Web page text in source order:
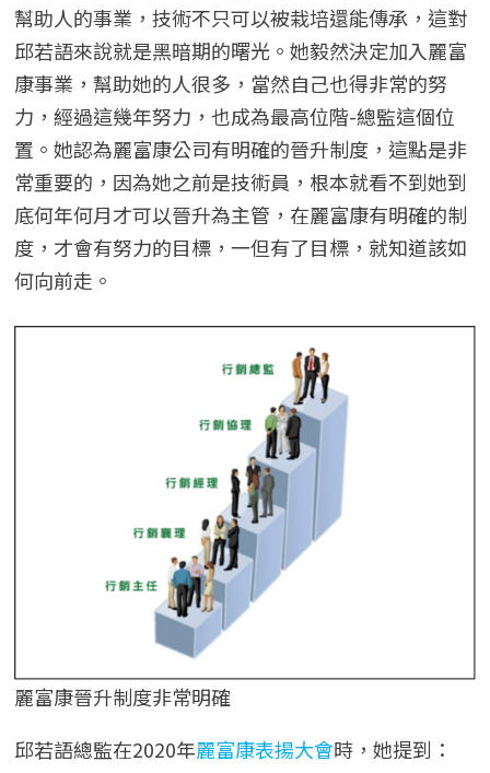
幫助人的事業，技術不只可以被栽培還能傳承，這對
邱若語來說就是黑暗期的曙光。她毅然決定加入麗富
康事業，幫助她的人很多，當然自己也得非常的努
力，經過這幾年努力，也成為最高位階-總監這個位
置。她認為麗富康公司有明確的晉升制度，這點是非
常重要的，因為她之前是技術員，根本就看不到她到
底何年何月才可以晉升為主管，在麗富康有明確的制
度，才會有努力的目標，一但有了目標，就知道該如
何向前走。
麗富康晉升制度非常明確
邱若語總監在2020年麗富康表揚大會時，她提到：